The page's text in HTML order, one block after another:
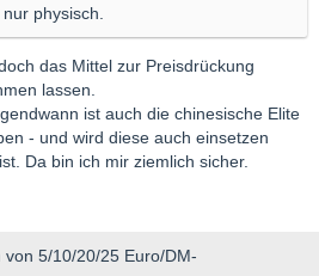
physisch.
das Mittel zur Preisdrückung
lassen.
ist auch die chinesische Elite
- und wird diese auch einsetzen
Da bin ich mir ziemlich sicher.
von 5/10/20/25 Euro/DM-